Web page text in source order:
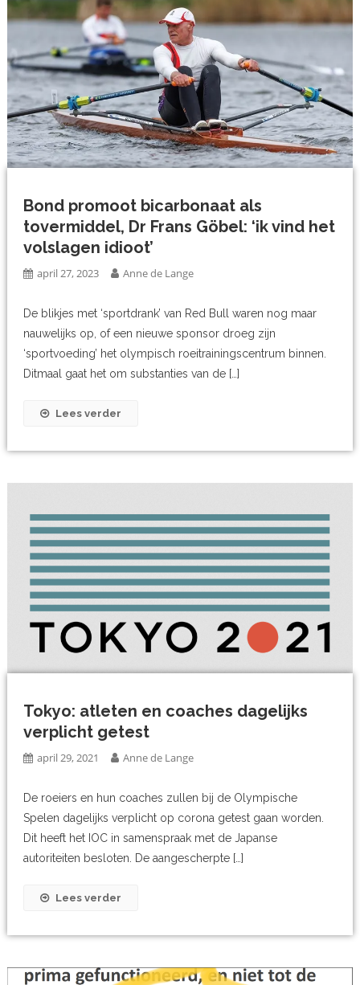
Bond promoot bicarbonaat als
tovermiddel, Dr Frans Göbel: ‘ik vind het
volslagen idioot’
april 27, 2023 Anne de Lange
De blikjes met ‘sportdrank’ van Red Bull waren nog maar
nauwelijks op, of een nieuwe sponsor droeg zijn
‘sportvoeding’ het olympisch roeitrainingscentrum binnen.
Ditmaal gaat het om substanties van de […]
Lees verder
Tokyo: atleten en coaches dagelijks
verplicht getest
april 29, 2021 Anne de Lange
De roeiers en hun coaches zullen bij de Olympische
Spelen dagelijks verplicht op corona getest gaan worden.
Dit heeft het IOC in samenspraak met de Japanse
autoriteiten besloten. De aangescherpte […]
Lees verder